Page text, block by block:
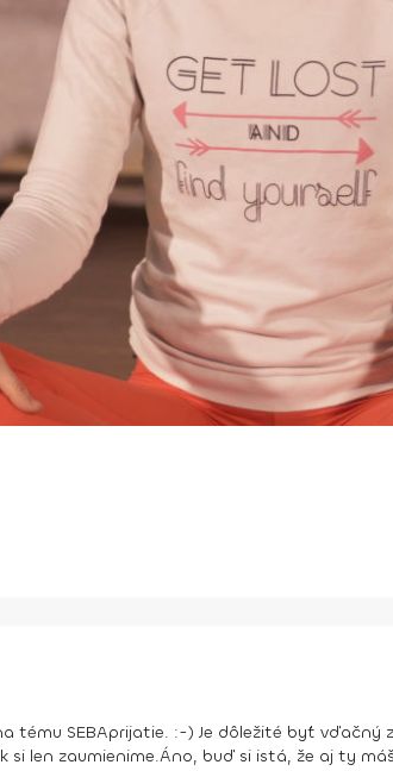
tému SEBAprijatie. :-) Je dôležité byť
si len zaumienime.Áno, buď si istá, že aj ty